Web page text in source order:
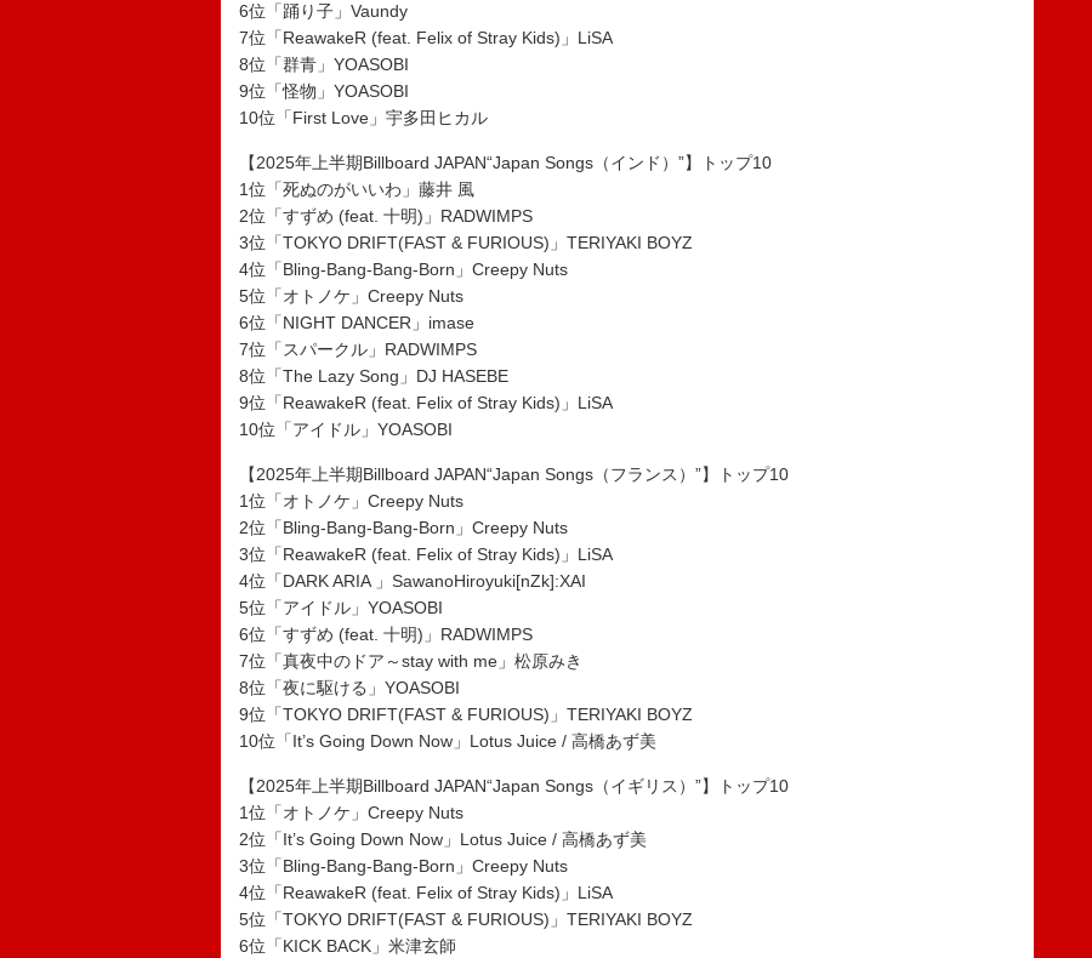
6位「踊り子」Vaundy
7位「ReawakeR (feat. Felix of Stray Kids)」LiSA
8位「群青」YOASOBI
9位「怪物」YOASOBI
10位「First Love」宇多田ヒカル
【2025年上半期Billboard JAPAN“Japan Songs（インド）”】トップ10
1位「死ぬのがいいわ」藤井 風
2位「すずめ (feat. 十明)」RADWIMPS
3位「TOKYO DRIFT(FAST & FURIOUS)」TERIYAKI BOYZ
4位「Bling-Bang-Bang-Born」Creepy Nuts
5位「オトノケ」Creepy Nuts
6位「NIGHT DANCER」imase
7位「スパークル」RADWIMPS
8位「The Lazy Song」DJ HASEBE
9位「ReawakeR (feat. Felix of Stray Kids)」LiSA
10位「アイドル」YOASOBI
【2025年上半期Billboard JAPAN“Japan Songs（フランス）”】トップ10
1位「オトノケ」Creepy Nuts
2位「Bling-Bang-Bang-Born」Creepy Nuts
3位「ReawakeR (feat. Felix of Stray Kids)」LiSA
4位「DARK ARIA 」SawanoHiroyuki[nZk]:XAI
5位「アイドル」YOASOBI
6位「すずめ (feat. 十明)」RADWIMPS
7位「真夜中のドア～stay with me」松原みき
8位「夜に駆ける」YOASOBI
9位「TOKYO DRIFT(FAST & FURIOUS)」TERIYAKI BOYZ
10位「It’s Going Down Now」Lotus Juice / 高橋あず美
【2025年上半期Billboard JAPAN“Japan Songs（イギリス）”】トップ10
1位「オトノケ」Creepy Nuts
2位「It’s Going Down Now」Lotus Juice / 高橋あず美
3位「Bling-Bang-Bang-Born」Creepy Nuts
4位「ReawakeR (feat. Felix of Stray Kids)」LiSA
5位「TOKYO DRIFT(FAST & FURIOUS)」TERIYAKI BOYZ
6位「KICK BACK」米津玄師